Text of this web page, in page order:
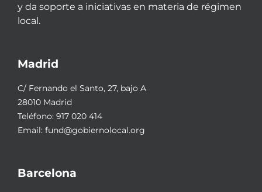
y da soporte a iniciativas en materia de régimen
local.
Madrid
C/ Fernando el Santo, 27, bajo A
28010 Madrid
Teléfono: 917 020 414
Email: fund@gobiernolocal.org
Barcelona